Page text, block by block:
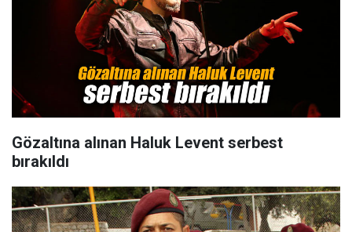
Gözaltına alınan Haluk Levent serbest
bırakıldı